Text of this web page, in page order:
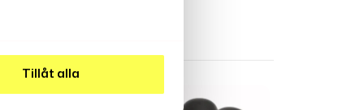
Tillåt alla